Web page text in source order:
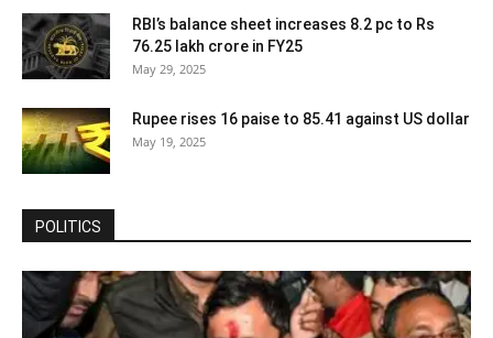
RBI’s balance sheet increases 8.2 pc to Rs
76.25 lakh crore in FY25
May 29, 2025
Rupee rises 16 paise to 85.41 against US dollar
May 19, 2025
POLITICS